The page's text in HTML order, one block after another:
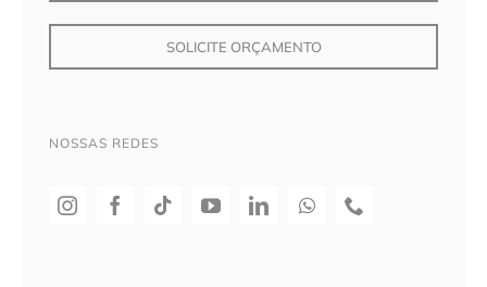
SOLICITE ORÇAMENTO
NOSSAS REDES